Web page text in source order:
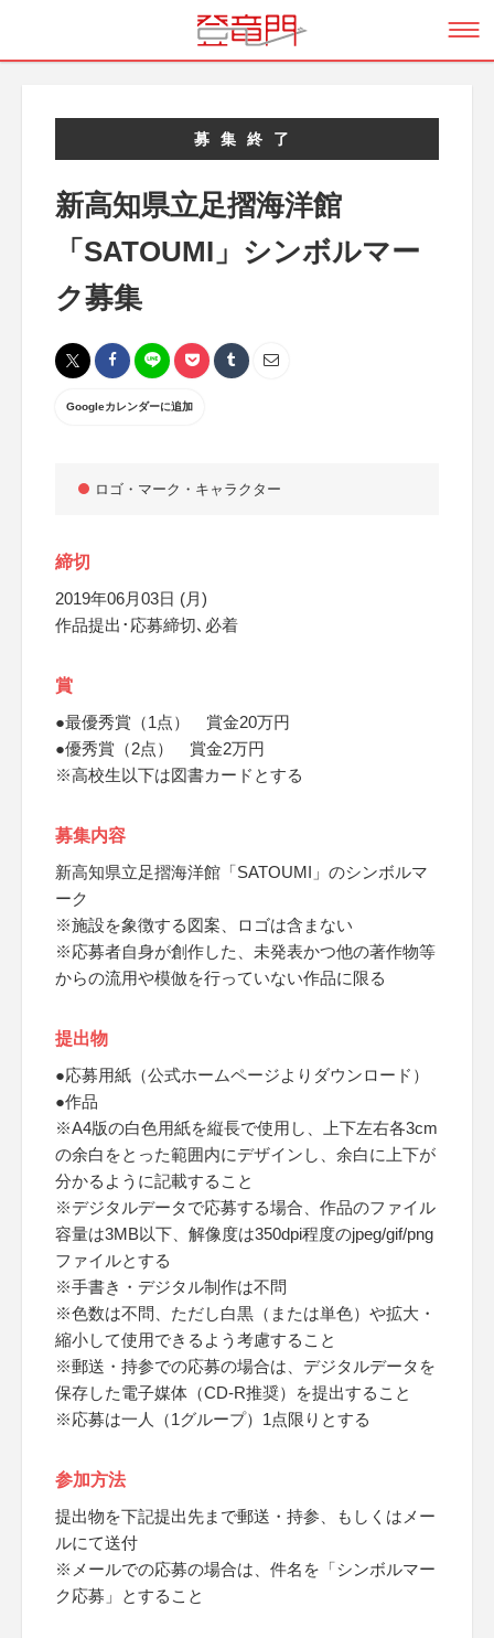
募集終了
新高知県立足摺海洋館
「SATOUMI」シンボルマー
ク募集
Googleカレンダーに追加
ロゴ・マーク・キャラクター
締切
2019年06月03日 (月)
作品提出･応募締切､必着
賞
●最優秀賞（1点） 賞金20万円
●優秀賞（2点） 賞金2万円
※高校生以下は図書カードとする
募集内容
新高知県立足摺海洋館「SATOUMI」のシンボルマ
ーク
※施設を象徴する図案、ロゴは含まない
※応募者自身が創作した、未発表かつ他の著作物等
からの流用や模倣を行っていない作品に限る
提出物
●応募用紙（公式ホームページよりダウンロード）
●作品
※A4版の白色用紙を縦長で使用し、上下左右各3cm
の余白をとった範囲内にデザインし、余白に上下が
分かるように記載すること
※デジタルデータで応募する場合、作品のファイル
容量は3MB以下、解像度は350dpi程度のjpeg/gif/png
ファイルとする
※手書き・デジタル制作は不問
※色数は不問、ただし白黒（または単色）や拡大・
縮小して使用できるよう考慮すること
※郵送・持参での応募の場合は、デジタルデータを
保存した電子媒体（CD-R推奨）を提出すること
※応募は一人（1グループ）1点限りとする
参加方法
提出物を下記提出先まで郵送・持参、もしくはメー
ルにて送付
※メールでの応募の場合は、件名を「シンボルマー
ク応募」とすること